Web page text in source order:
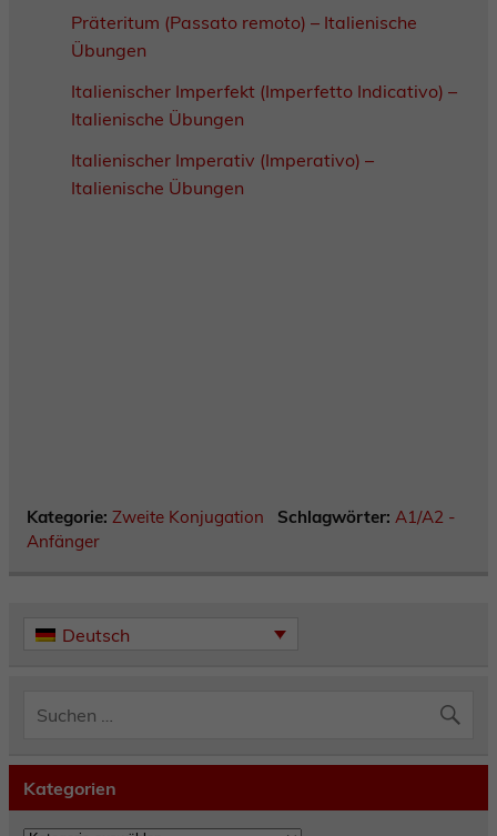
Präteritum (Passato remoto) – Italienische
Übungen
Italienischer Imperfekt (Imperfetto Indicativo) –
Italienische Übungen
Italienischer Imperativ (Imperativo) –
Italienische Übungen
Kategorie: Zweite Konjugation Schlagwörter: A1/A2 -
Anfänger
Deutsch
Kategorien